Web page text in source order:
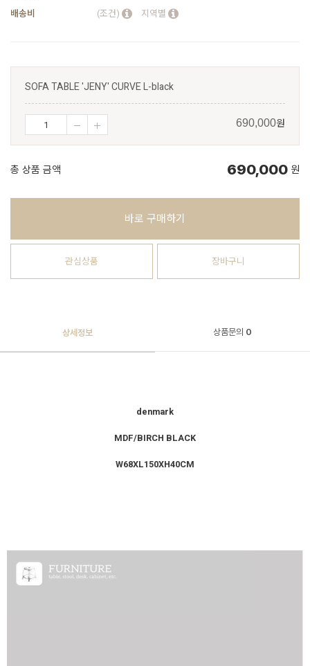
배송비
(조건) 지역별
SOFA TABLE 'JENY' CURVE L-black
690,000원
총 상품 금액 690,000 원
바로 구매하기
관심상품 장바구니
상세정보 상품문의 0
denmark
MDF/BIRCH BLACK
W68XL150XH40CM